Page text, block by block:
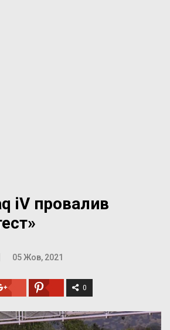
iV провалив
05 Жов, 2021
0